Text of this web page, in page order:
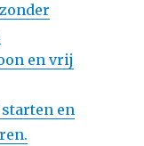
en vrij
en